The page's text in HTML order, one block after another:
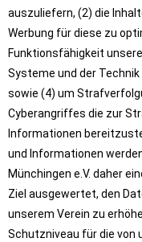
auszuliefern, (2) die
Werbung für diese zu
Funktionsfähigkeit
Systeme und der
sowie (4) um
Cyberangriffes die zur
Informationen
und Informationen
Münchingen e.V. daher
Ziel ausgewertet, den
unserem Verein zu
Schutzniveau für die von